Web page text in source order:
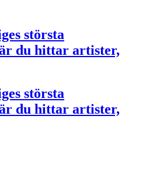
största
du hittar artister,
största
du hittar artister,